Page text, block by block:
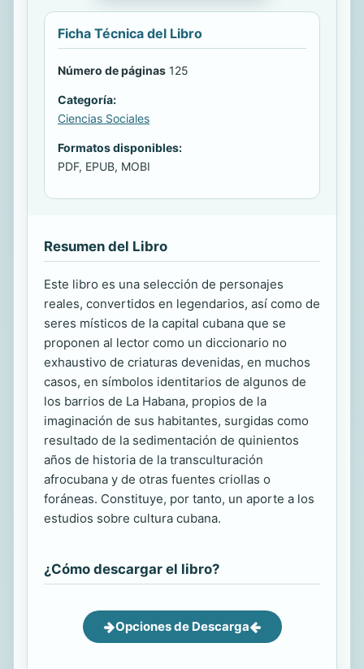
Ficha Técnica del Libro
Número de páginas 125
Categoría:
Ciencias Sociales
Formatos disponibles:
PDF, EPUB, MOBI
Resumen del Libro
Este libro es una selección de personajes
reales, convertidos en legendarios, así como de
seres místicos de la capital cubana que se
proponen al lector como un diccionario no
exhaustivo de criaturas devenidas, en muchos
casos, en símbolos identitarios de algunos de
los barrios de La Habana, propios de la
imaginación de sus habitantes, surgidas como
resultado de la sedimentación de quinientos
años de historia de la transculturación
afrocubana y de otras fuentes criollas o
foráneas. Constituye, por tanto, un aporte a los
estudios sobre cultura cubana.
¿Cómo descargar el libro?
Opciones de Descarga